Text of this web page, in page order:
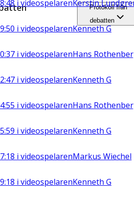
i videospelarenKerstin
i videospelarenKenneth G
i videospelarenHans
i videospelarenKenneth G
i videospelarenHans
i videospelarenKenneth G
i videospelarenMarkus Wiechel
i videospelarenKenneth G
Protokoll från
debatten